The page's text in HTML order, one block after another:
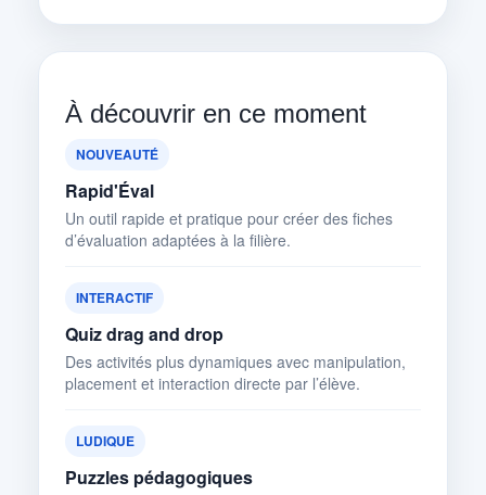
À découvrir en ce moment
NOUVEAUTÉ
Rapid'Éval
Un outil rapide et pratique pour créer des fiches
d’évaluation adaptées à la filière.
INTERACTIF
Quiz drag and drop
Des activités plus dynamiques avec manipulation,
placement et interaction directe par l’élève.
LUDIQUE
Puzzles pédagogiques